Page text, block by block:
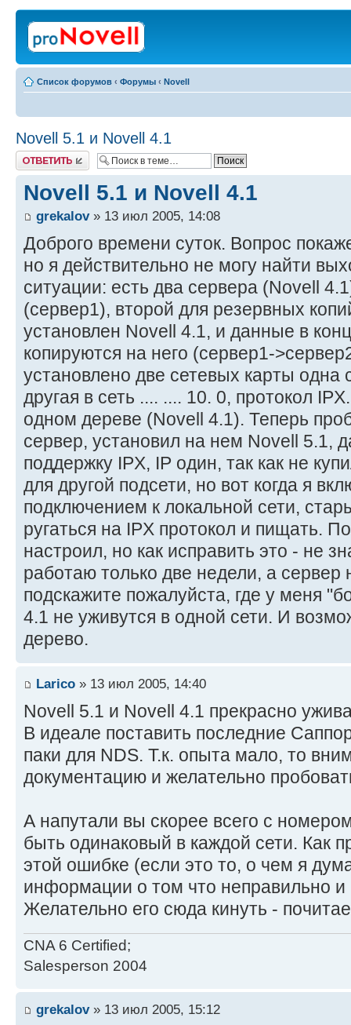
Список форумов ‹ Форумы ‹ Novell
Novell 5.1 и Novell 4.1
Ответить
Novell 5.1 и Novell 4.1
grekalov» 13 июл 2005, 14:08
Доброго времени суток. Вопрос
но я действительно не могу найти
ситуации: есть два сервера (Novell
(сервер1), второй для резервных
установлен Novell 4.1, и данные в
копируются на него (сервер1-
установлено две сетевых карты одна
другая в сеть .... .... 10. 0, протокол
одном дереве (Novell 4.1). Теперь
сервер, установил на нем Novell 5.1,
поддержку IPX, IP один, так как не
для другой подсети, но вот когда я
подключением к локальной сети,
ругаться на IPX протокол и пищать.
настроил, но как исправить это - не
работаю только две недели, а
подскажите пожалуйста, где у меня
4.1 не уживутся в одной сети. И
дерево.
Larico » 13 июл 2005, 14:40
Novell 5.1 и Novell 4.1 прекрасно
В идеале поставить последние
паки для NDS. Т.к. опыта мало, то
документацию и желательно
А напутали вы скорее всего с
быть одинаковый в каждой сети. Как
этой ошибке (если это то, о чем я
информации о том что неправильно и
Желательно его сюда кинуть -
CNA 6 Certified;
Salesperson 2004
grekalov» 13 июл 2005, 15:12